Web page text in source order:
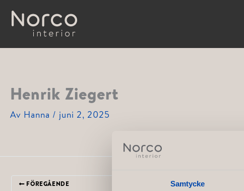
Samtycke
Henrik Ziegert
Av Hanna / juni 2, 2025
FÖREGÅENDE